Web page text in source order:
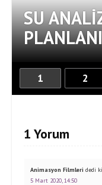
SU
1 2
1 Yorum
Animasyon Filmleri dedi
5 Mart 2020, 14:50